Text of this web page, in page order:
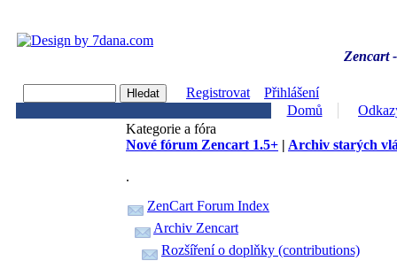
Zencart
Registrovat
Přihlášení
Domů
Kategorie a fóra
Nové fórum Zencart 1.5+ | Archiv starých
.
ZenCart Forum Index
Archiv Zencart
Rozšíření o doplňky (contributions)